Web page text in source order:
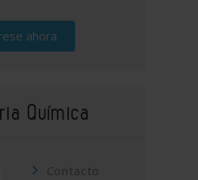
ahora
Química
Contacto